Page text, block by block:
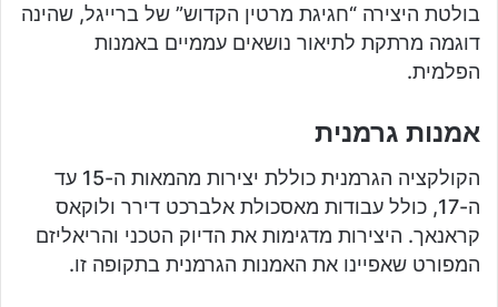
בולטת היצירה “חגיגת מרטין הקדוש” של ברייגל, שהינה
דוגמה מרתקת לתיאור נושאים עממיים באמנות
הפלמית.
אמנות גרמנית
הקולקציה הגרמנית כוללת יצירות מהמאות ה-15 עד
ה-17, כולל עבודות מאסכולת אלברכט דירר ולוקאס
קראנאך. היצירות מדגימות את הדיוק הטכני והריאליזם
המפורט שאפיינו את האמנות הגרמנית בתקופה זו.